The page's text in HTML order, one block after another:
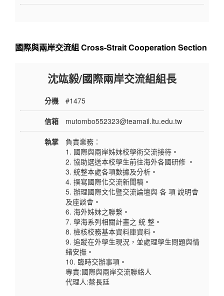
國際與兩岸交流組 Cross-Strait Cooperation Section
沈竑毅/國際兩岸交流組組長
分機 #1475
信箱 mutombo552323@teamail.ltu.edu.tw
執掌
負責業務：
1. 國際與兩岸姊妹校學術交流接待。
2. 協助選送本校學生前往海外各國研修 。
3. 統整本處各項數據及分析。
4. 撰寫國際化交流新聞稿。
5. 辦理國際文化暨交流論壇與 各 項 說明會
及座談會。
6. 海外姊妹之聯繫。
7. 學海系列相關計畫之 統 整。
8. 檢核校務基本資料庫資料。
9. 追蹤在外學生現況，並處理學生問題與情
緒安撫。
10. 臨時交辦事項。
專責:國際與兩岸交流聯絡人
代理人:蔡長廷